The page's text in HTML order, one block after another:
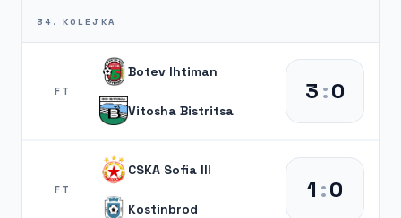
34. KOLEJKA
FT
Botev Ihtiman
Vitosha Bistritsa
3:0
FT
CSKA Sofia III
Kostinbrod
1 :0